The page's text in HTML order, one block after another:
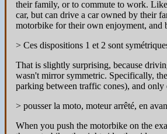
their family, or to commute to work.
car, but can drive a car owned by their
motorbike for their own enjoyment, and
> Ces dispositions 1 et 2 sont
That is slightly surprising, because
wasn't mirror symmetric. Specifically,
parking between traffic cones), and
> pousser la moto, moteur arrêté, en
When you push the motorbike on the